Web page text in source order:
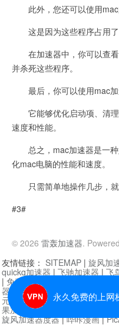
此外，您还可以使用mac
这是因为这些程序占用了
在加速器中，你可以查看
并杀死这些程序。
最后，你可以使用mac加
它能够优化启动项、清理
速度和性能。
总之，mac加速器是一种
化mac电脑的性能和速度。
只需简单地操作几步，就
#3#
© 2026 雷轰加速器.
永久免费的上网
友情链接： SITEMAP | 旋风加
quickq加速器 | 飞驰加速器 | 飞
| 免费vqn加速外网
器| 快柠檬加速器 |黑洞加速 |
元机场加速器 |一元机场|老王
果加速器|黑洞加速
旋风加速器度器|哔咔漫画|